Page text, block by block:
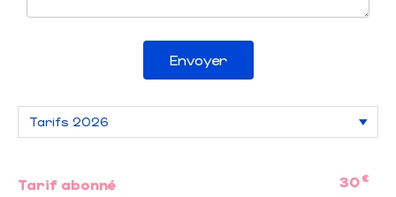
Envoyer
Tarif abonné 30 €